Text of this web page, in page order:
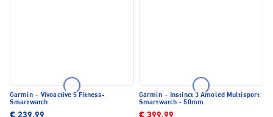
Garmin · Vivoactive 5 Fitness-
Smartwatch
Garmin · Instinct 3 Amoled Multisport
Smartwatch - 50mm